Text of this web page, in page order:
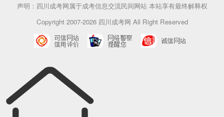
声明：四川成考网属于成考信息交流民间网站 本站享有最终解释权
Copyright 2007-2026 四川成考网 All Right Reserved